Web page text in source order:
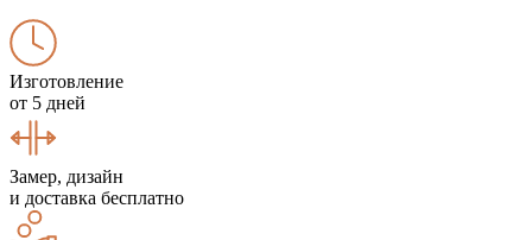
Изготовление
от 5 дней
Замер, дизайн
и доставка бесплатно